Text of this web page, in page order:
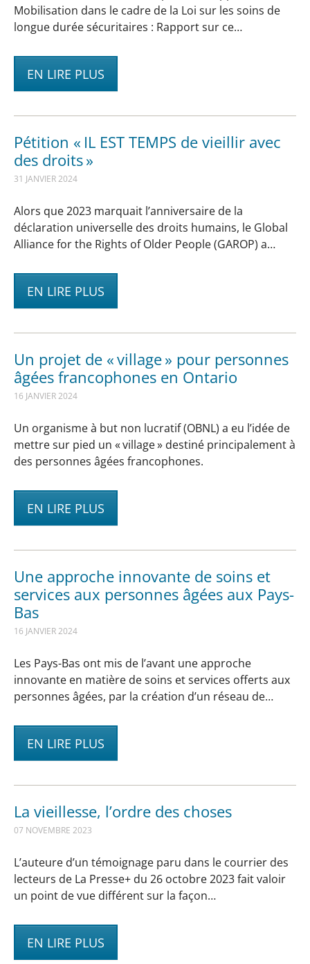
Mobilisation dans le cadre de la Loi sur les soins de
longue durée sécuritaires : Rapport sur ce…
EN LIRE PLUS
Pétition « IL EST TEMPS de vieillir avec
des droits »
31 JANVIER 2024
Alors que 2023 marquait l’anniversaire de la
déclaration universelle des droits humains, le Global
Alliance for the Rights of Older People (GAROP) a…
EN LIRE PLUS
Un projet de « village » pour personnes
âgées francophones en Ontario
16 JANVIER 2024
Un organisme à but non lucratif (OBNL) a eu l’idée de
mettre sur pied un « village » destiné principalement à
des personnes âgées francophones.
EN LIRE PLUS
Une approche innovante de soins et
services aux personnes âgées aux Pays-
Bas
16 JANVIER 2024
Les Pays-Bas ont mis de l’avant une approche
innovante en matière de soins et services offerts aux
personnes âgées, par la création d’un réseau de…
EN LIRE PLUS
La vieillesse, l’ordre des choses
07 NOVEMBRE 2023
L’auteure d’un témoignage paru dans le courrier des
lecteurs de La Presse+ du 26 octobre 2023 fait valoir
un point de vue différent sur la façon…
EN LIRE PLUS